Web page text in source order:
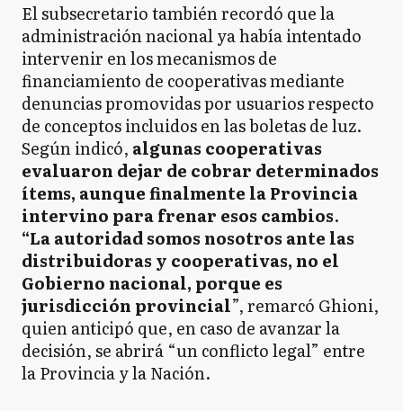
El subsecretario también recordó que la
administración nacional ya había intentado
intervenir en los mecanismos de
financiamiento de cooperativas mediante
denuncias promovidas por usuarios respecto
de conceptos incluidos en las boletas de luz.
Según indicó, algunas cooperativas
evaluaron dejar de cobrar determinados
ítems, aunque finalmente la Provincia
intervino para frenar esos cambios.
“La autoridad somos nosotros ante las
distribuidoras y cooperativas, no el
Gobierno nacional, porque es
jurisdicción provincial”, remarcó Ghioni,
quien anticipó que, en caso de avanzar la
decisión, se abrirá “un conflicto legal” entre
la Provincia y la Nación.